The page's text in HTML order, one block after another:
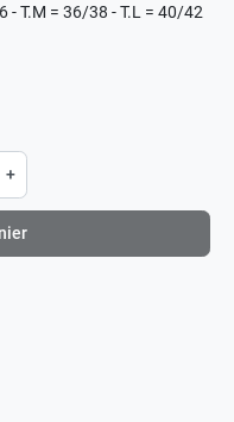
- T.M = 36/38 - T.L = 40/42
+